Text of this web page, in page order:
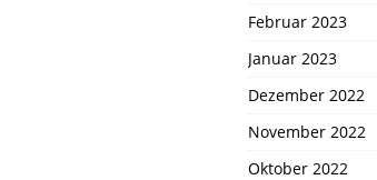
Februar 2023
Januar 2023
Dezember 2022
November 2022
Oktober 2022